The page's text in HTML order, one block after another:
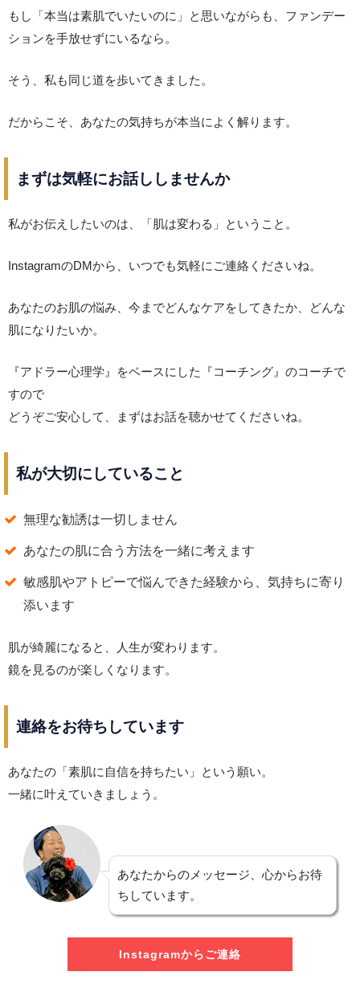
もし「本当は素肌でいたいのに」と思いながらも、ファンデー
ションを手放せずにいるなら。
そう、私も同じ道を歩いてきました。
だからこそ、あなたの気持ちが本当によく解ります。
まずは気軽にお話ししませんか
私がお伝えしたいのは、「肌は変わる」ということ。
InstagramのDMから、いつでも気軽にご連絡くださいね。
あなたのお肌の悩み、今までどんなケアをしてきたか、どんな
肌になりたいか。
『アドラー心理学』をベースにした『コーチング』のコーチで
すので
どうぞご安心して、まずはお話を聴かせてくださいね。
私が大切にしていること
無理な勧誘は一切しません
あなたの肌に合う方法を一緒に考えます
敏感肌やアトピーで悩んできた経験から、気持ちに寄り
添います
肌が綺麗になると、人生が変わります。
鏡を見るのが楽しくなります。
連絡をお待ちしています
あなたの「素肌に自信を持ちたい」という願い。
一緒に叶えていきましょう。
あなたからのメッセージ、心からお待
ちしています。
Instagramからご連絡